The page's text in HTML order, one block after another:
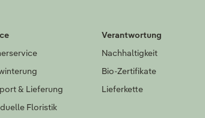
& Lieferung
Floristik
Verantwortung
Nachhaltigkeit
Bio-Zertifikate
Lieferkette